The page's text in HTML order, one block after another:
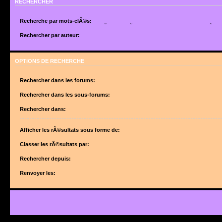
RECHERCHER
Recherche par mots-clÃ©s:
suite de mots sÃ©parÃ©s par des
Utilisez un * comme joker pour des recherches partielles.
Rechercher par auteur:
OPTIONS DE RECHERCHE
Rechercher dans les forums:
forums sont automatiquement inclus si vous ne dÃ©sactivez pas lâ€™option ci-
Rechercher dans les sous-forums:
Rechercher dans:
Afficher les rÃ©sultats sous forme de:
Classer les rÃ©sultats par:
Rechercher depuis:
Renvoyer les: